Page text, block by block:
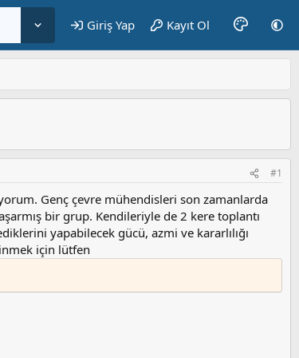
Giriş Yap Kayıt Ol
#1
Genç çevre mühendisleri son zamanlarda
bir grup. Kendileriyle de 2 kere toplantı
yapabilecek gücü, azmi ve kararlılığı
için lütfen